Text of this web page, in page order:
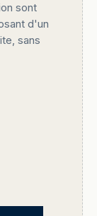
sont
d'un
sans